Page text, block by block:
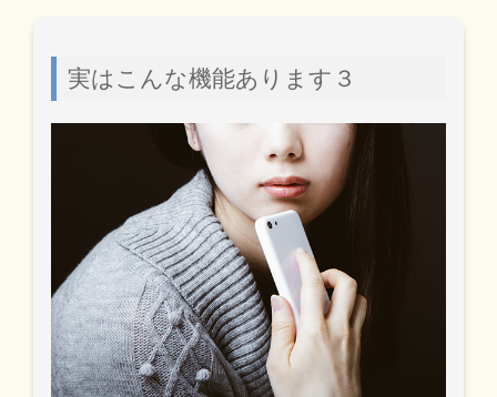
実はこんな機能あります３